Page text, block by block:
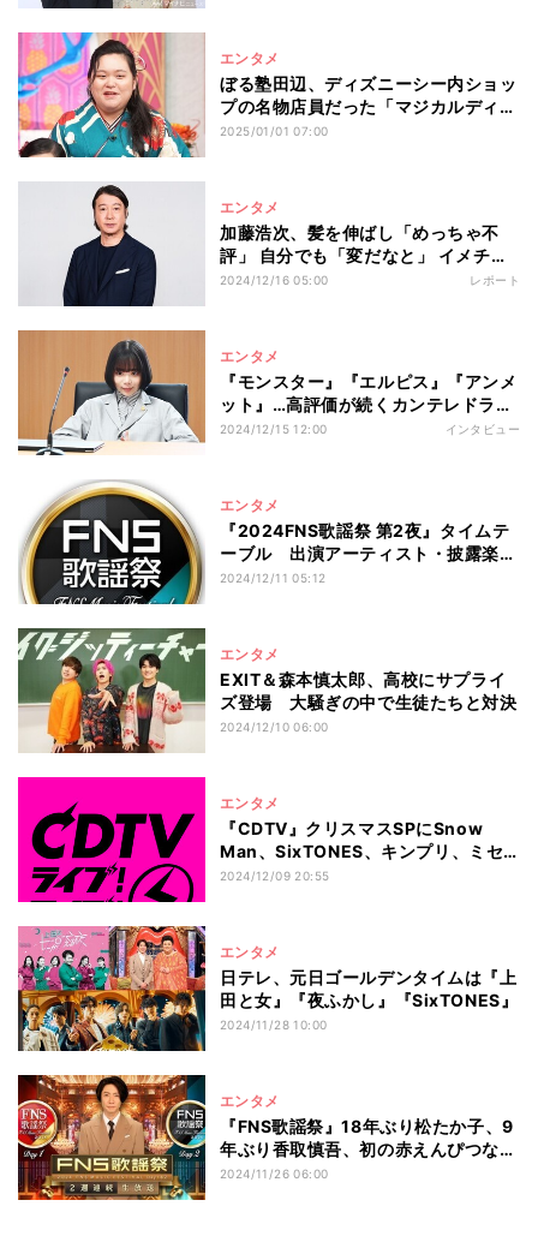
エンタメ
ぼる塾田辺、ディズニーシー内ショッ
プの名物店員だった「マジカルディズ
ニーキャストにも選ばれた」
2025/01/01 07:00
エンタメ
加藤浩次、髪を伸ばし「めっちゃ不
評」 自分でも「変だなと」 イメチェ
ンした理由も語る
2024/12/16 05:00 レポート
エンタメ
『モンスター』『エルピス』『アンメ
ット』…高評価が続くカンテレドラ
マ、プロデューサーの熱量具現化へ
2024/12/15 12:00 インタビュー
エンタメ
『2024FNS歌謡祭 第2夜』タイムテ
ーブル 出演アーティスト・披露楽曲
一覧
2024/12/11 05:12
エンタメ
EXIT＆森本慎太郎、高校にサプライ
ズ登場 大騒ぎの中で生徒たちと対決
2024/12/10 06:00
エンタメ
『CDTV』クリスマスSPにSnow
Man、SixTONES、キンプリ、ミセ
ス、Number_iら37組出演
2024/12/09 20:55
エンタメ
日テレ、元日ゴールデンタイムは『上
田と女』『夜ふかし』『SixTONES』
2024/11/28 10:00
エンタメ
『FNS歌謡祭』18年ぶり松たか子、9
年ぶり香取慎吾、初の赤えんぴつなど
11組追加発表
2024/11/26 06:00